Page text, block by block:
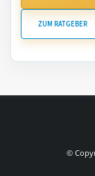
ZUM RATGEBER
©